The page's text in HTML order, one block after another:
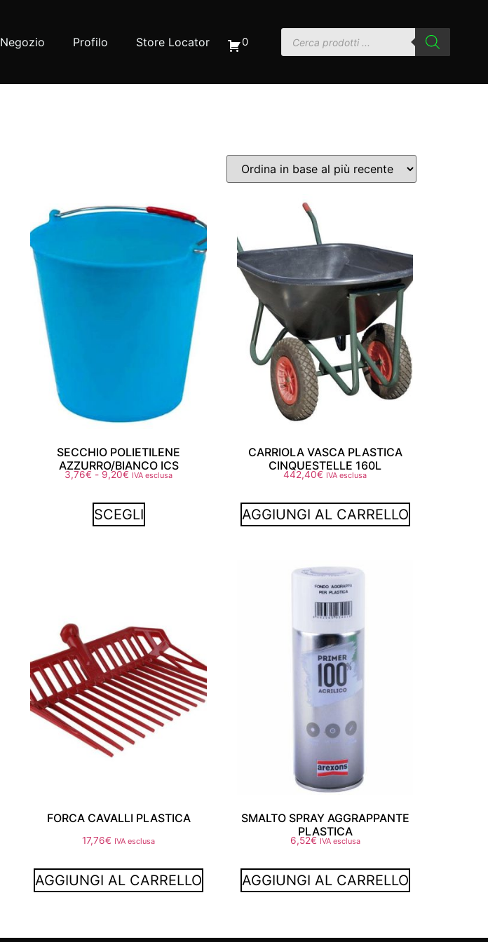
Negozio Profilo Store Locator 0
SECCHIO POLIETILENE
AZZURRO/BIANCO ICS
3,76€ - 9,20€ IVA esclusa
SCEGLI
CARRIOLA VASCA PLASTICA
CINQUESTELLE 160L
442,40€ IVA esclusa
AGGIUNGI AL CARRELLO
FORCA CAVALLI PLASTICA
17,76€ IVA esclusa
AGGIUNGI AL CARRELLO
SMALTO SPRAY AGGRAPPANTE
PLASTICA
6,52€ IVA esclusa
AGGIUNGI AL CARRELLO